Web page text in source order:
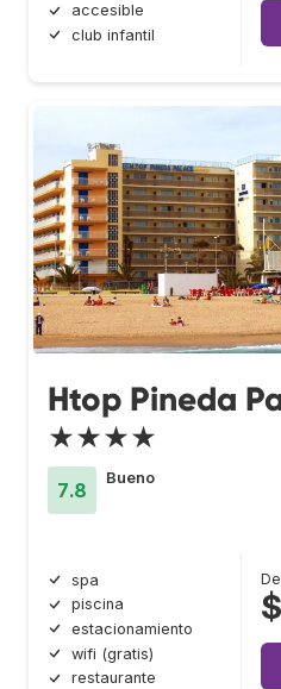
accesible
club infantil
Htop Pineda
★★★★
7.8
Bueno
spa
piscina
estacionamiento
wifi (gratis)
restaurante